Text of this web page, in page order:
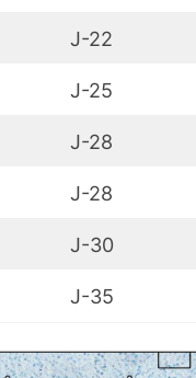
J-22
J-25
J-28
J-28
J-30
J-35